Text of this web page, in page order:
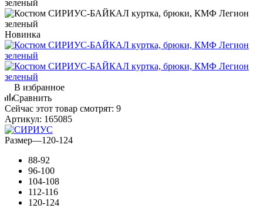
Новинка
В избранное
Сравнить
Сейчас этот товар смотрят: 9
Артикул: 165085
Размер—120-124
88-92
96-100
104-108
112-116
120-124